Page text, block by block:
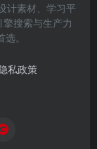
计素材、学习平
搜索与生产力
。
私政策